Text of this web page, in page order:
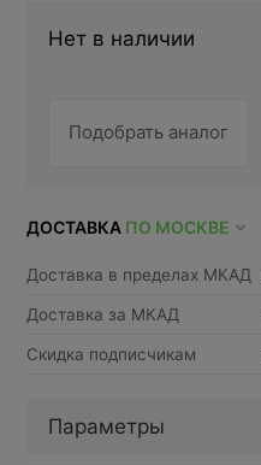
Нет в наличии
Подобрать аналог
ДОСТАВКА ПО МОСКВЕ
Доставка в пределах МКАД
Доставка за МКАД
Скидка подписчикам
Параметры